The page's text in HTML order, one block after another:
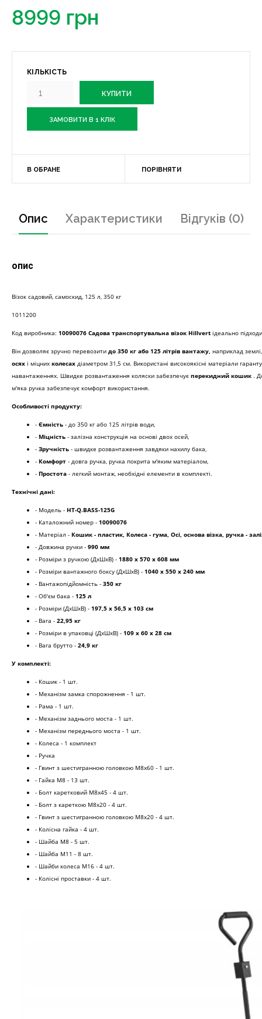
8999 грн
КІЛЬКІСТЬ
ЗАМОВИТИ В 1 КЛІК
В ОБРАНЕ ПОРІВНЯТИ
Опис Характеристики Відгуків (0)
опис
Візок садовий, самоскид, 125 л, 350 кг
1011200
Код виробника: 10090076 Садова транспортувальна візок Hillvert ідеально
Він дозволяє зручно перевозити до 350 кг або 125 літрів вантажу, наприклад
осях і міцних колесах діаметром 31,5 см. Використані високоякісні матеріали
навантаженнях. Швидке розвантаження коляски забезпечує перекидний кошик .
м'яка ручка забезпечує комфорт використання.
Особливості продукту:
- Ємність - до 350 кг або 125 літрів води,
- Міцність - залізна конструкція на основі двох осей,
- Зручність - швидке розвантаження завдяки нахилу бака,
- Комфорт - довга ручка, ручка покрита м'яким матеріалом,
- Простота - легкий монтаж, необхідні елементи в комплекті.
Технічні дані:
- Модель - HT-Q.BASS-125G
- Каталожний номер - 10090076
- Матеріал - Кошик - пластик, Колеса - гума, Осі, основа візка, ручка -
- Довжина ручки - 990 мм
- Розміри з ручкою (ДхШхВ) - 1880 x 570 x 608 мм
- Розміри вантажного боксу (ДхШхВ) - 1040 x 550 x 240 мм
- Вантажопідйомність - 350 кг
- Об'єм бака - 125 л
- Розміри (ДхШхВ) - 197,5 х 56,5 х 103 см
- Вага - 22,95 кг
- Розміри в упаковці (ДхШхВ) - 109 х 60 х 28 см
- Вага брутто - 24,9 кг
У комплекті:
- Кошик - 1 шт.
- Механізм замка спорожнення - 1 шт.
- Рама - 1 шт.
- Механізм заднього моста - 1 шт.
- Механізм переднього моста - 1 шт.
- Колеса - 1 комплект
- Ручка
- Гвинт з шестигранною головкою M8x60 - 1 шт.
- Гайка М8 - 13 шт.
- Болт каретковий М8х45 - 4 шт.
- Болт з кареткою М8х20 - 4 шт.
- Гвинт з шестигранною головкою М8х20 - 4 шт.
- Колісна гайка - 4 шт.
- Шайба М8 - 5 шт.
- Шайба М11 - 8 шт.
- Шайби колеса М16 - 4 шт.
- Колісні проставки - 4 шт.